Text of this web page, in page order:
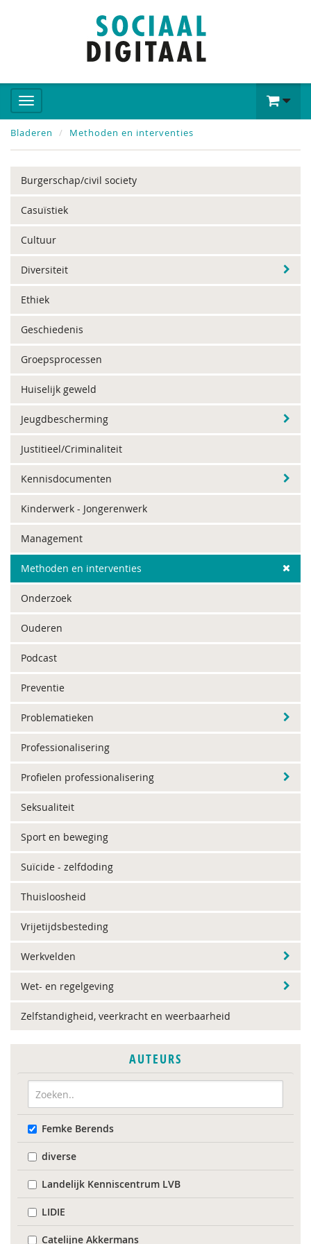
Bladeren Methoden en interventies
Burgerschap/civil society
Casuïstiek
Cultuur
Diversiteit
Ethiek
Geschiedenis
Groepsprocessen
Huiselijk geweld
Jeugdbescherming
Justitieel/Criminaliteit
Kennisdocumenten
Kinderwerk - Jongerenwerk
Management
Methoden en interventies
Onderzoek
Ouderen
Podcast
Preventie
Problematieken
Professionalisering
Profielen professionalisering
Seksualiteit
Sport en beweging
Suïcide - zelfdoding
Thuisloosheid
Vrijetijdsbesteding
Werkvelden
Wet- en regelgeving
Zelfstandigheid, veerkracht en weerbaarheid
AUTEURS
Femke Berends
diverse
Landelijk Kenniscentrum LVB
LIDIE
Catelijne Akkermans